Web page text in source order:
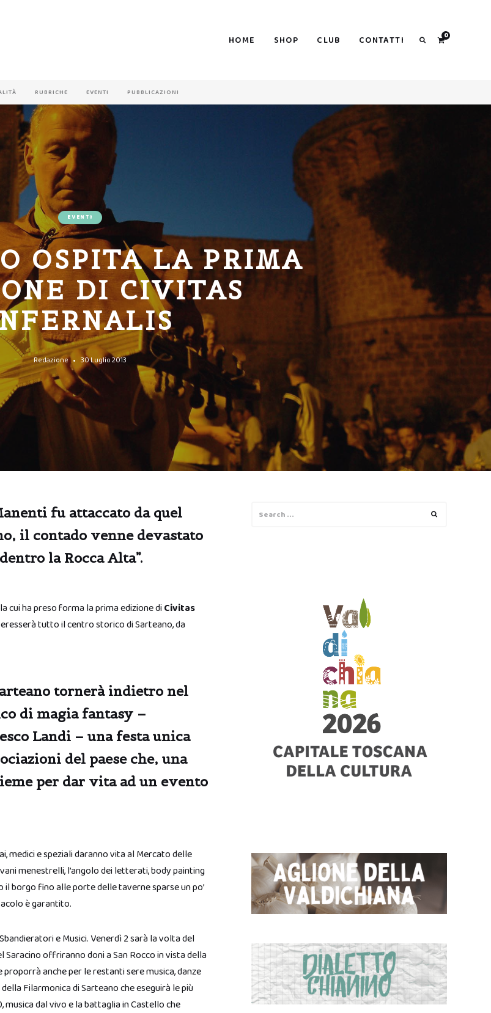
HOME SHOP CLUB CONTATTI 0
RUBRICHE EVENTI PUBBLICAZIONI
EVENTI
OSPITA LA PRIMA
DI CIVITAS
Redazione 30 Luglio 2013
fu attaccato da quel
il contado venne devastato
la Rocca Alta”.
cui ha preso forma la prima edizione diCivitas
tutto il centro storico di Sarteano, da
tornerà indietro nel
di magia fantasy –
Landi – una festa unica
del paese che, una
per dar vita ad un evento
medici e speziali daranno vita al Mercato delle
menestrelli, l’angolo dei letterati, body painting
borgo fino alle porte delle taverne sparse un po’
è garantito.
e Musici. Venerdì 2 sarà la volta del
offriranno doni a San Rocco in vista della
anche per le restanti sere musica, danze
Filarmonica di Sarteano che eseguirà le più
dal vivo e la battaglia in Castello che
for: